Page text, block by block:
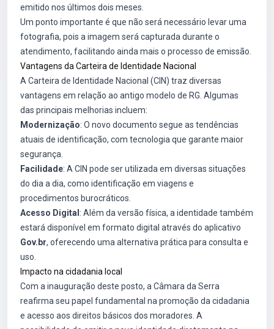
emitido nos últimos dois meses.
Um ponto importante é que não será necessário levar uma
fotografia, pois a imagem será capturada durante o
atendimento, facilitando ainda mais o processo de emissão.
Vantagens da Carteira de Identidade Nacional
A Carteira de Identidade Nacional (CIN) traz diversas
vantagens em relação ao antigo modelo de RG. Algumas
das principais melhorias incluem:
Modernização: O novo documento segue as tendências
atuais de identificação, com tecnologia que garante maior
segurança.
Facilidade: A CIN pode ser utilizada em diversas situações
do dia a dia, como identificação em viagens e
procedimentos burocráticos.
Acesso Digital : Além da versão física, a identidade também
estará disponível em formato digital através do aplicativo
Gov.br, oferecendo uma alternativa prática para consulta e
uso.
Impacto na cidadania local
Com a inauguração deste posto, a Câmara da Serra
reafirma seu papel fundamental na promoção da cidadania
e acesso aos direitos básicos dos moradores. A